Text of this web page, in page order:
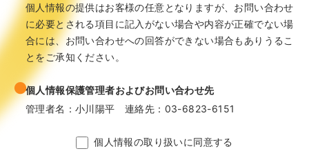
個人情報の提供はお客様の任意となりますが、お問い合わせ
に必要とされる項目に記入がない場合や内容が正確でない場
合には、お問い合わせへの回答ができない場合もありうるこ
とをご承知ください。
個人情報保護管理者およびお問い合わせ先
管理者名：小川陽平 連絡先：03-6823-6151
個人情報の取り扱いに同意する